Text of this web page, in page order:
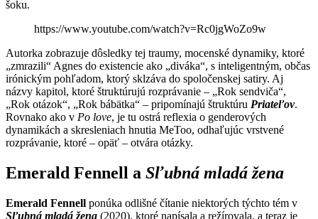
šoku.
https://www.youtube.com/watch?v=Rc0jgWoZo9w
Autorka zobrazuje dôsledky tej traumy, mocenské dynamiky, ktoré
„zmrazili“ Agnes do existencie ako „diváka“, s inteligentným, občas
irónickým pohľadom, ktorý sklzáva do spoločenskej satiry. Aj
názvy kapitol, ktoré štruktúrujú rozprávanie – „Rok sendviča“,
„Rok otázok“, „Rok bábätka“ – pripomínajú štruktúru Priateľov.
Rovnako ako v Po love, je tu ostrá reflexia o genderových
dynamikách a skresleniach hnutia MeToo, odhaľujúc vrstvené
rozprávanie, ktoré – opäť – otvára otázky.
Emerald Fennell a Sľubná mladá žena
Emerald Fennell ponúka odlišné čítanie niektorých týchto tém v
Sľubná mladá žena (2020), ktoré napísala a režírovala, a teraz je